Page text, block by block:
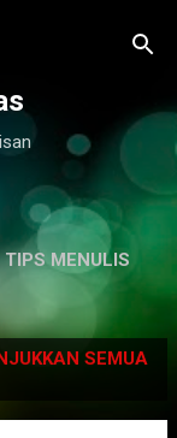
TIPS MENULIS
KILAS BALIK
SEMUA